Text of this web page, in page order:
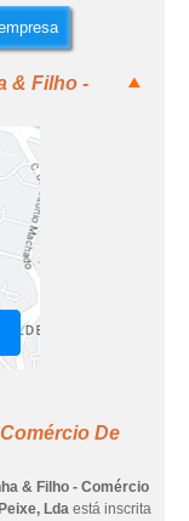
& Filho -
De
& Filho - Comércio
Lda está inscrita